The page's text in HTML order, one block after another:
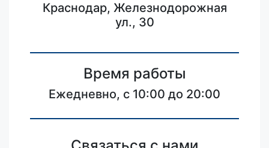
Краснодар, Железнодорожная
ул., 30
Время работы
Ежедневно, с 10:00 до 20:00